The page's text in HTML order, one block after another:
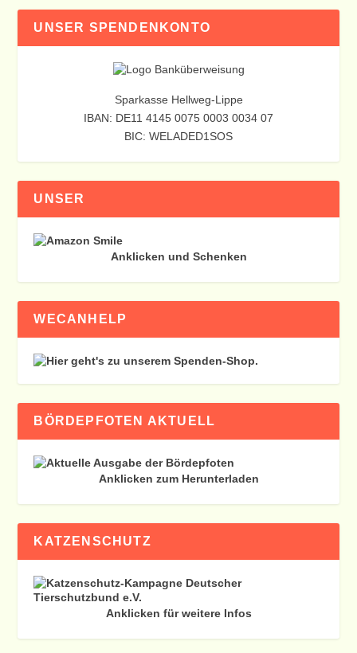
UNSER SPENDENKONTO
Sparkasse Hellweg-Lippe
IBAN: DE11 4145 0075 0003 0034 07
BIC: WELADED1SOS
UNSER
Anklicken und Schenken
WECANHELP
BÖRDEPFOTEN AKTUELL
Anklicken zum Herunterladen
KATZENSCHUTZ
Anklicken für weitere Infos